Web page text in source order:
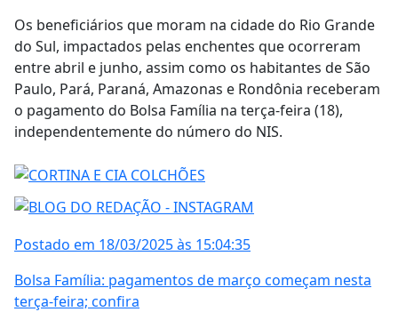
Os beneficiários que moram na cidade do Rio Grande
do Sul, impactados pelas enchentes que ocorreram
entre abril e junho, assim como os habitantes de São
Paulo, Pará, Paraná, Amazonas e Rondônia receberam
o pagamento do Bolsa Família na terça-feira (18),
independentemente do número do NIS.
Postado em 18/03/2025 às 15:04:35
Bolsa Família: pagamentos de março começam nesta
terça-feira; confira